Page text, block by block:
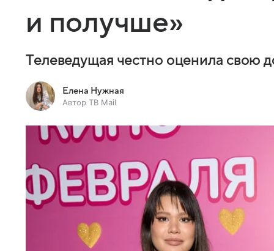
и получше»
Телеведущая честно оценила свою
Елена Нужная
Автор ТВ Mail